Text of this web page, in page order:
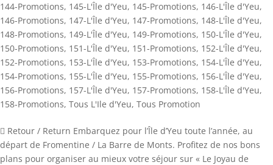
144-Promotions, 145-L'Île d'Yeu, 145-Promotions, 146-L'Île d'Yeu,
146-Promotions, 147-L'Île d'Yeu, 147-Promotions, 148-L'Île d'Yeu,
148-Promotions, 149-L'Île d'Yeu, 149-Promotions, 150-L'Île d'Yeu,
150-Promotions, 151-L'Île d'Yeu, 151-Promotions, 152-L'Île d'Yeu,
152-Promotions, 153-L'Île d'Yeu, 153-Promotions, 154-L'Île d'Yeu,
154-Promotions, 155-L'Île d'Yeu, 155-Promotions, 156-L'Île d'Yeu,
156-Promotions, 157-L'Île d'Yeu, 157-Promotions, 158-L'Île d'Yeu,
158-Promotions, Tous L'Ile d'Yeu, Tous Promotion
 Retour / Return Embarquez pour l’Île d’Yeu toute l’année, au
départ de Fromentine / La Barre de Monts. Profitez de nos bons
plans pour organiser au mieux votre séjour sur « Le Joyau de